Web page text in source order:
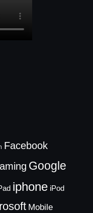
Facebook
Google
iphone iPod
Mobile